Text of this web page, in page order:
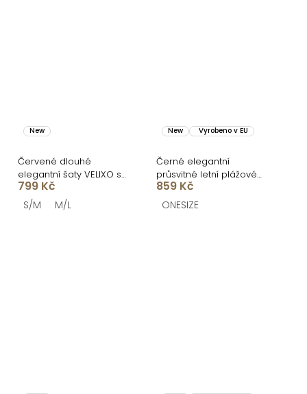
New
Červené dlouhé
elegantní šaty VELIXO s
výstřihem
799 Kč
S/M M/L
New Vyrobeno v EU
Černé elegantní
průsvitné letní plážové
maxi šaty UMARIE s
dlouhým rukávem
859 Kč
ONESIZE